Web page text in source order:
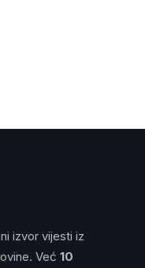
izvor vijesti iz
Već 10